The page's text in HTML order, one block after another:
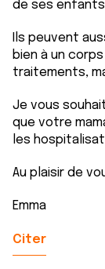
de ses
Ils peuvent
bien à un
traitements,
Je vous
que votre
les
Au plaisir de
Emma
Citer